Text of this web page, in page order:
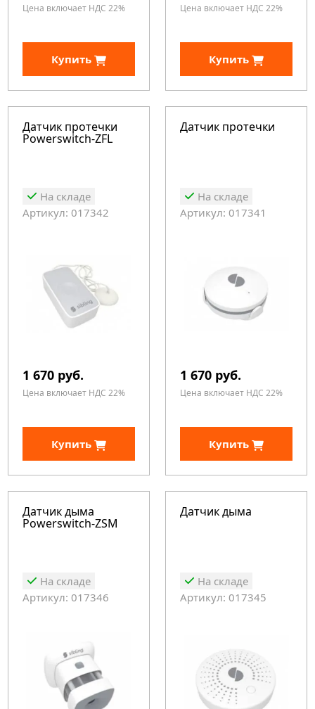
Цена включает НДС 22%
Купить
Цена включает НДС 22%
Купить
Датчик протечки
Powerswitch-ZFL
На складе
Артикул: 017342
1 670 руб.
Цена включает НДС 22%
Купить
Датчик протечки
На складе
Артикул: 017341
1 670 руб.
Цена включает НДС 22%
Купить
Датчик дыма
Powerswitch-ZSM
На складе
Артикул: 017346
Датчик дыма
На складе
Артикул: 017345